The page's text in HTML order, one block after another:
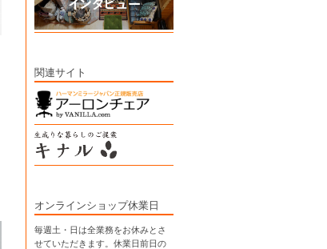
関連サイト
オンラインショップ休業日
毎週土・日は全業務をお休みとさ
せていただきます。休業日前日の